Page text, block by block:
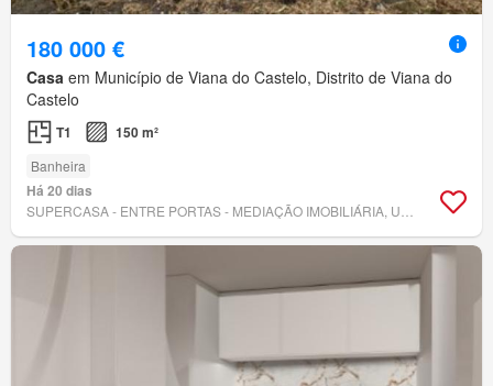
180 000 €
Casa em Município de Viana do Castelo, Distrito de Viana do
Castelo
T1 150 m²
Banheira
Há 20 dias